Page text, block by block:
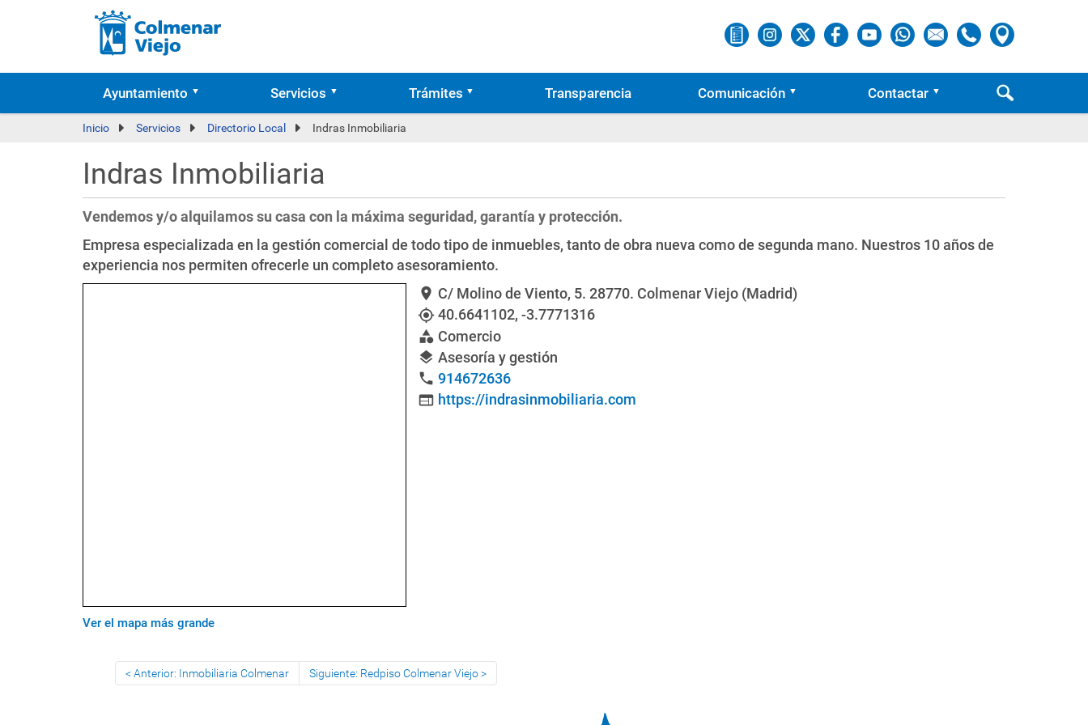
Ayuntamiento Servicios Trámites Transparencia Comunicación Contactar
Inicio Servicios Directorio Local Indras Inmobiliaria
Indras Inmobiliaria
Vendemos y/o alquilamos su casa con la máxima seguridad, garantía y protección.
Empresa especializada en la gestión comercial de todo tipo de inmuebles, tanto de obra nueva como de segunda mano. Nuestros 10 años de
experiencia nos permiten ofrecerle un completo asesoramiento.
Ver el mapa más grande
location_on C/ Molino de Viento, 5. 28770. Colmenar Viejo (Madrid)
my_location40.6641102, -3.7771316
category Comercio
layers Asesoría y gestión
phone 914672636
web https://indrasinmobiliaria.com
Anterior: Inmobiliaria Colmenar Siguiente: Redpiso Colmenar Viejo